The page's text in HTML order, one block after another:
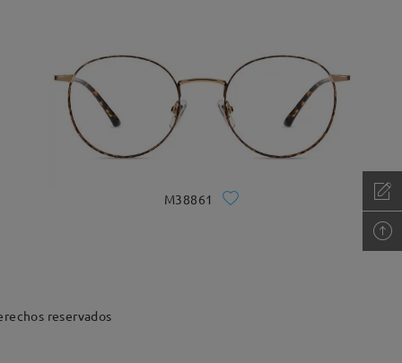
M38861
reservados